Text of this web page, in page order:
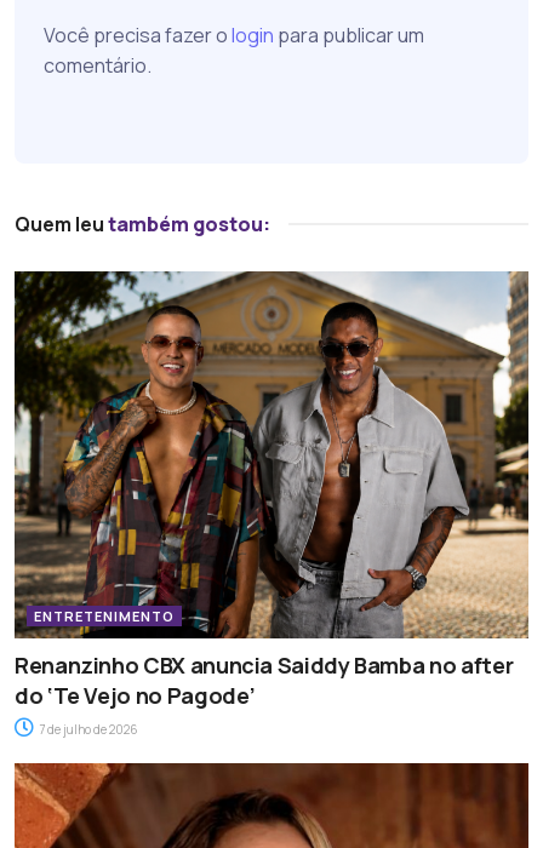
Você precisa fazer ologin para publicar um
comentário.
Quem leutambém gostou:
ENTRETENIMENTO
Renanzinho CBX anuncia Saiddy Bamba no after
do ‘Te Vejo no Pagode’
7 de julho de 2026